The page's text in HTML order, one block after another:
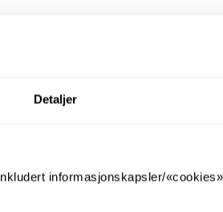
Detaljer
informasjonskapsler/